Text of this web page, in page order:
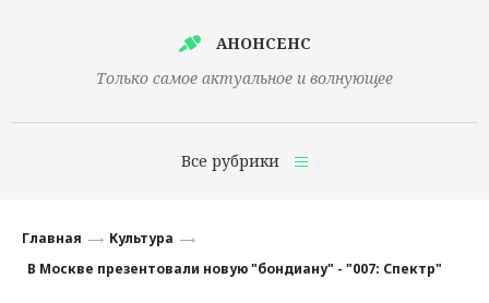
АНОНСЕНС
Только самое актуальное и волнующее
Все рубрики
Финансы
Главная
Культура
В Москве презентовали новую "бондиану" - "007: Спектр"